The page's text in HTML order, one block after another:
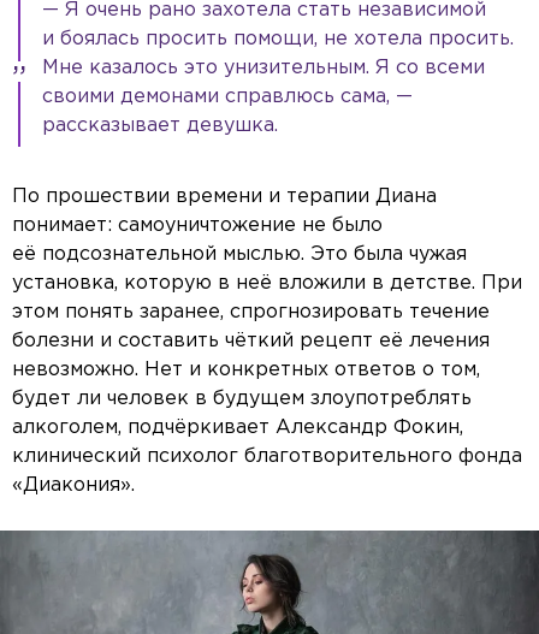
— Я очень рано захотела стать независимой
и боялась просить помощи, не хотела просить.
Мне казалось это унизительным. Я со всеми
своими демонами справлюсь сама, —
рассказывает девушка.
По прошествии времени и терапии Диана
понимает: самоуничтожение не было
её подсознательной мыслью. Это была чужая
установка, которую в неё вложили в детстве. При
этом понять заранее, спрогнозировать течение
болезни и составить чёткий рецепт её лечения
невозможно. Нет и конкретных ответов о том,
будет ли человек в будущем злоупотреблять
алкоголем, подчёркивает Александр Фокин,
клинический психолог благотворительного фонда
«Диакония».